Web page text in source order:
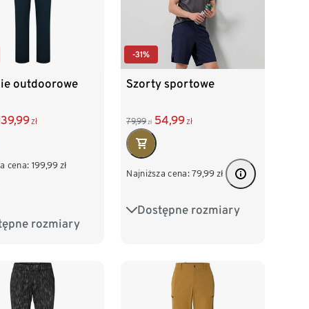
outdoorowe
zł
cena: 199,99 zł
rozmiary
M 48/50
62
-31%
Szorty sportowe
79,99 zł 54,99zł
Najniższa cena: 79,99 zł
Dostępne rozmiary
S 44/46 M 48/50
XXL 60/62